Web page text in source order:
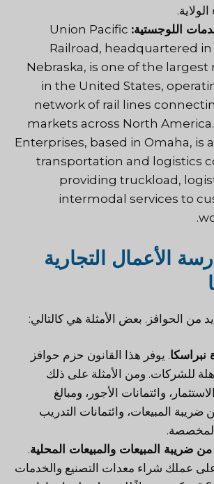
اللوجستية: Union Pacific
Railroad, headquartered in
Nebraska, is one of the largest
in the United States,
network of rail lines
markets across North
Enterprises, based in Omaha, is
transportation and logistics
providing truckload,
intermodal services to
الأعمال التجارية
من الحوافز. بعض الأمثلة هي كالتالي:
نبراسكا. يوفر هذا القانون حزم حوافز
للشركات. ومن الأمثلة على ذلك
وائتمانات الأجور، ومبالغ
المبيعات، وائتمانات التدريب
من ضريبة المبيعات والمبيعات المحلية.
عملك شراء معدات التصنيع والخدمات